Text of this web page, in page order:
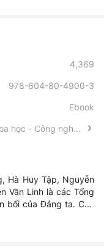
4,369
978-604-80-4900-3
Ebook
học - Công nghệ -
Hà Huy Tập, Nguyễn
Văn Linh là các Tổng
bối của Đảng ta. Các
với sự nghiệp đấu